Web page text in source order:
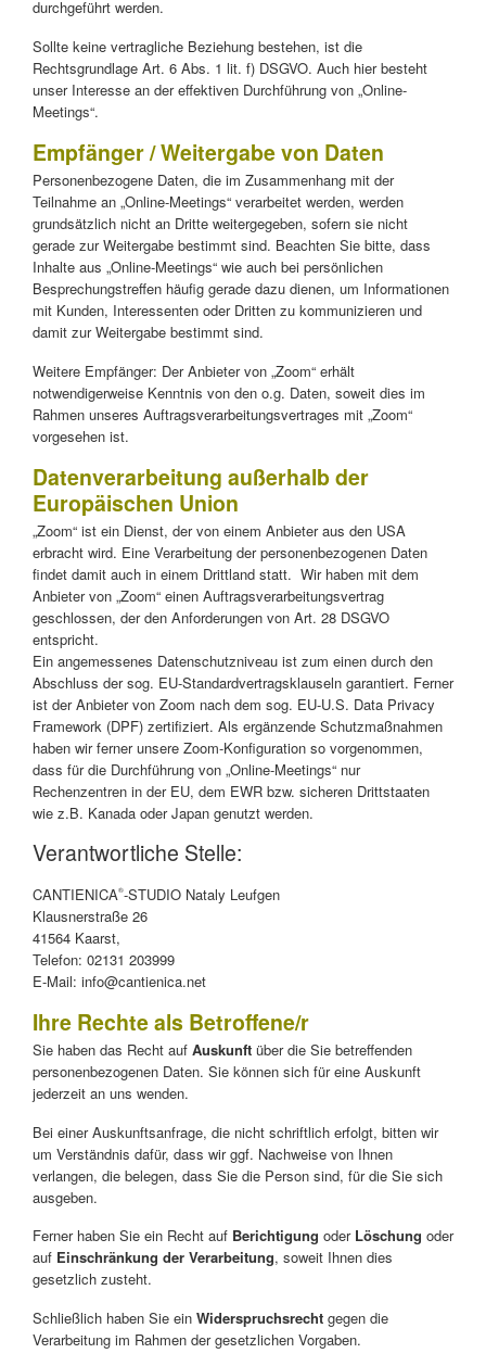
durchgeführt werden.
Sollte keine vertragliche Beziehung bestehen, ist die
Rechtsgrundlage Art. 6 Abs. 1 lit. f) DSGVO. Auch hier besteht
unser Interesse an der effektiven Durchführung von „Online-
Meetings“.
Empfänger / Weitergabe von Daten
Personenbezogene Daten, die im Zusammenhang mit der
Teilnahme an „Online-Meetings“ verarbeitet werden, werden
grundsätzlich nicht an Dritte weitergegeben, sofern sie nicht
gerade zur Weitergabe bestimmt sind. Beachten Sie bitte, dass
Inhalte aus „Online-Meetings“ wie auch bei persönlichen
Besprechungstreffen häufig gerade dazu dienen, um Informationen
mit Kunden, Interessenten oder Dritten zu kommunizieren und
damit zur Weitergabe bestimmt sind.
Weitere Empfänger: Der Anbieter von „Zoom“ erhält
notwendigerweise Kenntnis von den o.g. Daten, soweit dies im
Rahmen unseres Auftragsverarbeitungsvertrages mit „Zoom“
vorgesehen ist.
Datenverarbeitung außerhalb der
Europäischen Union
„Zoom“ ist ein Dienst, der von einem Anbieter aus den USA
erbracht wird. Eine Verarbeitung der personenbezogenen Daten
findet damit auch in einem Drittland statt. Wir haben mit dem
Anbieter von „Zoom“ einen Auftragsverarbeitungsvertrag
geschlossen, der den Anforderungen von Art. 28 DSGVO
entspricht.
Ein angemessenes Datenschutzniveau ist zum einen durch den
Abschluss der sog. EU-Standardvertragsklauseln garantiert. Ferner
ist der Anbieter von Zoom nach dem sog. EU-U.S. Data Privacy
Framework (DPF) zertifiziert. Als ergänzende Schutzmaßnahmen
haben wir ferner unsere Zoom-Konfiguration so vorgenommen,
dass für die Durchführung von „Online-Meetings“ nur
Rechenzentren in der EU, dem EWR bzw. sicheren Drittstaaten
wie z.B. Kanada oder Japan genutzt werden.
Verantwortliche Stelle:
CANTIENICA®-STUDIO Nataly Leufgen
Klausnerstraße 26
41564 Kaarst,
Telefon: 02131 203999
E-Mail: info@cantienica.net
Ihre Rechte als Betroffene/r
Sie haben das Recht auf Auskunftüber die Sie betreffenden
personenbezogenen Daten. Sie können sich für eine Auskunft
jederzeit an uns wenden.
Bei einer Auskunftsanfrage, die nicht schriftlich erfolgt, bitten wir
um Verständnis dafür, dass wir ggf. Nachweise von Ihnen
verlangen, die belegen, dass Sie die Person sind, für die Sie sich
ausgeben.
Ferner haben Sie ein Recht auf Berichtigung oder Löschung oder
auf Einschränkung der Verarbeitung, soweit Ihnen dies
gesetzlich zusteht.
Schließlich haben Sie ein Widerspruchsrechtgegen die
Verarbeitung im Rahmen der gesetzlichen Vorgaben.